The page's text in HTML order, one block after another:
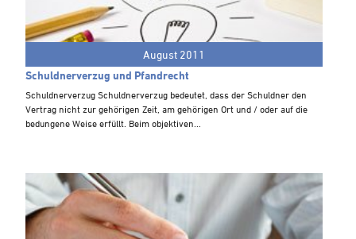
Steuern A-Z
August 2011
Schuldnerverzug und Pfandrecht
Schuldnerverzug Schuldnerverzug bedeutet, dass der Schuldner den
Vertrag nicht zur gehörigen Zeit, am gehörigen Ort und / oder auf die
bedungene Weise erfüllt. Beim objektiven...